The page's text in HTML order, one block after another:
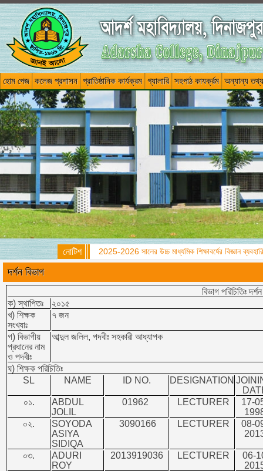
হোম পেজ কলেজ প্রশাসন প্রাতিষ্ঠানিক কার্যক্রম গ্যালারি সহপাঠ কাযর্ক্রম অন্যান্য তথ্য
নোটিশ 2025-2026 সালের উচ্চ মাধ্যমিক শিক্ষাবর্ষের বিজ্ঞান
দর্শন বিভাগ
বিভাগ পরিচিতিঃ
ক) স্থাপিতঃ
২০১৫
খ) শিক্ষক
সংখ্যাঃ
৭ জন
গ) বিভাগীয়
প্রধানের নাম
ও পদবীঃ
আব্দুল জলিল, পদবীঃ সহকারী আধ্যাপক
ঘ) শিক্ষক পরিচিতিঃ
SL
NAME ID NO. DESIGNATION
০১.
ABDUL
JOLIL
01962 LECTURER
17-
০২.
SOYODA
ASIYA
SIDIQA
3090166 LECTURER
08-
০৩.
ADURI
ROY
2013919036 LECTURER
06-